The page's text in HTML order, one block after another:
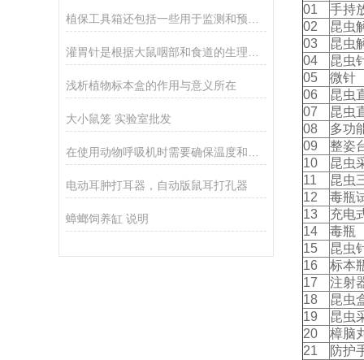
浅析植物标本盒的作用与意义所在
大小鼠笼 实验室批发
电动耳肿打耳器，自动版鼠耳打孔器
蟑螂饲养缸 说明
01
手持
02
昆虫
03
昆虫
04
昆虫
05
微针
06
昆虫
07
昆虫
08
多功
09
整姿
10
昆虫
11
昆虫
12
毒瓶
13
充电
14
毒瓶
15
昆虫
16
标本
17
注射
18
昆虫
19
昆虫
20
樟脑
21
防护